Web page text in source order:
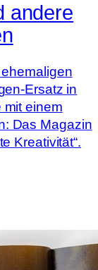
andere
Ersatz in
mit einem
Das Magazin
Kreativität“.